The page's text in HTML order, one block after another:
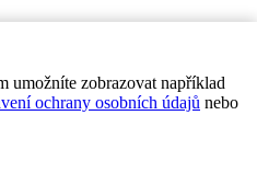
umožníte zobrazovat například
ochrany osobních údajů nebo